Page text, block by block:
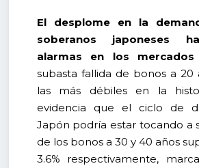
El desplome en la
soberanos japoneses
alarmas en los mercados
subasta fallida de bonos a
las más débiles en la
evidencia que el ciclo de
Japón podría estar tocando a
de los bonos a 30 y 40 años
3.6% respectivamente,